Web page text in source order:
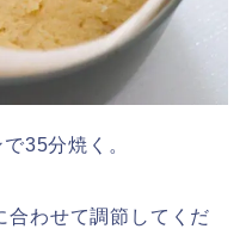
35分焼く。
合わせて調節してくだ